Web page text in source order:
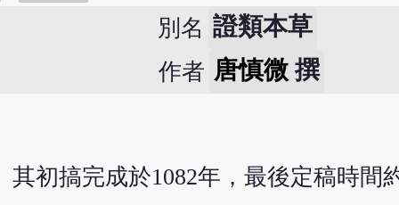
別名 證類本草
作者 唐慎微撰
其初搞完成於1082年，最後定稿時間